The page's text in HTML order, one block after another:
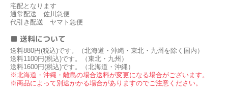
宅配となります
通常配送 佐川急便
代引き配送 ヤマト急便
■ 送料について
送料880円(税込)です。（北海道・沖縄・東北・九州を除く国内）
送料1100円(税込)です。（東北・九州）
送料1600円(税込)です。（北海道・沖縄）
※北海道・沖縄・離島の場合送料が変更になる場合がございます。
※商品によって別途かかる場合がありますのでご注意ください。